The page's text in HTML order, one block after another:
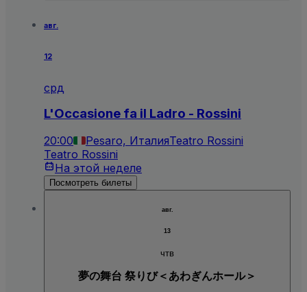
авг.
12
срд
L'Occasione fa il Ladro - Rossini
20:00 Pesaro, ИталияTeatro Rossini
Teatro Rossini
На этой неделе
Посмотреть билеты
авг.
13
чтв
夢の舞台 祭りび＜あわぎんホール＞